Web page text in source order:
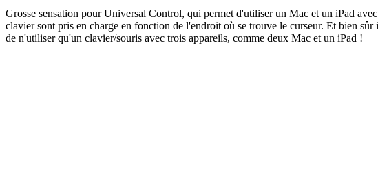
Grosse sensation pour Universal Control, qui permet d'utiliser un Mac et un iPad
clavier sont pris en charge en fonction de l'endroit où se trouve le curseur. Et bien
de n'utiliser qu'un clavier/souris avec trois appareils, comme deux Mac et un iPad !